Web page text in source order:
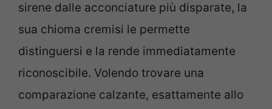
sirene dalle acconciature più disparate, la
sua chioma cremisi le permette
distinguersi e la rende immediatamente
riconoscibile. Volendo trovare una
comparazione calzante, esattamente allo